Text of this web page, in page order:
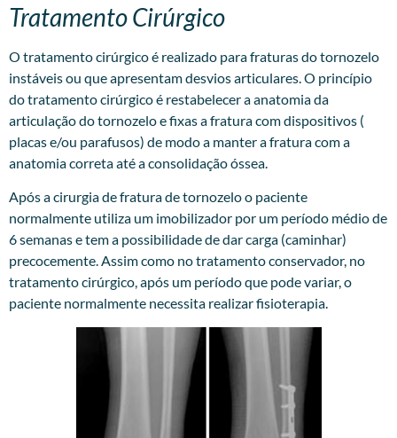
Tratamento Cirúrgico
O tratamento cirúrgico é realizado para fraturas do tornozelo
instáveis ou que apresentam desvios articulares. O princípio
do tratamento cirúrgico é restabelecer a anatomia da
articulação do tornozelo e fixas a fratura com dispositivos (
placas e/ou parafusos) de modo a manter a fratura com a
anatomia correta até a consolidação óssea.
Após a cirurgia de fratura de tornozelo o paciente
normalmente utiliza um imobilizador por um período médio de
6 semanas e tem a possibilidade de dar carga (caminhar)
precocemente. Assim como no tratamento conservador, no
tratamento cirúrgico, após um período que pode variar, o
paciente normalmente necessita realizar fisioterapia.